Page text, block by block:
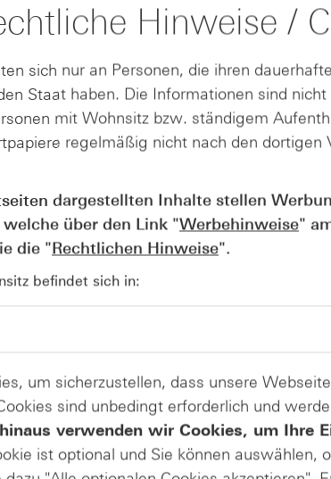
Chartmarken und der angesprochenen
erhalten Sie täglich die Chartanalysen vom
markante Unterstützung beim Goldpreis.
der beschriebenen Haltezone abgesichert
wie zum Beispiel
Ziele an.
eventuell eher zu
Discount-Zertifikaten auf
Hinweise /
sich nur an Personen, die ihren
Staat haben. Die Informationen sind
mit Wohnsitz bzw. ständigem
regelmäßig nicht nach den dortigen
dargestellten Inhalte stellen
über den Link "Werbehinweise"
die "Rechtlichen Hinweise".
befindet sich in:
um sicherzustellen, dass unsere
sind unbedingt erforderlich und
verwenden wir Cookies, um Ihre
ist optional und Sie können auswählen,